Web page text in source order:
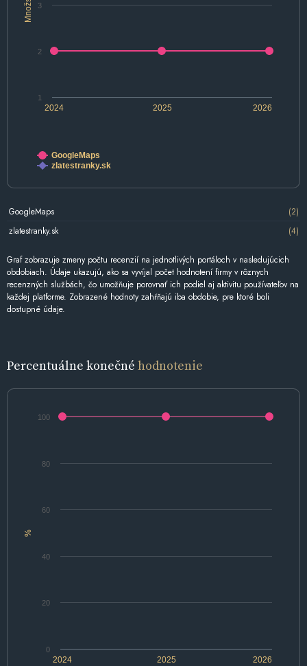
2024 2025 2026
2
3
1
GoogleMaps
zlatestranky.sk
GoogleMaps
(2)
zlatestranky.sk
(4)
Graf zobrazuje zmeny počtu recenzií na jednotlivých portáloch v nasledujúcich
obdobiach. Údaje ukazujú, ako sa vyvíjal počet hodnotení firmy v rôznych
recenzných službách, čo umožňuje porovnať ich podiel aj aktivitu používateľov na
každej platforme. Zobrazené hodnoty zahŕňajú iba obdobie, pre ktoré boli
dostupné údaje.
Percentuálne konečné hodnotenie
%
2024 2025 2026
0
20
40
60
80
100